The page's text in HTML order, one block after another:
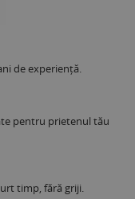
de experiență.
pentru prietenul tău
timp, fără griji.